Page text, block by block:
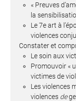
« Preuves
la
Le 7e art à
violences
Constater et
Le soin aux
Promouvoir «
victimes de
Les violences
violences de